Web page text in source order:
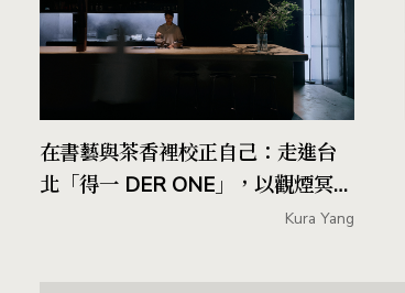
在書藝與茶香裡校正自己：走進台
北「得一 DER ONE」，以觀煙冥想
Kura Yang